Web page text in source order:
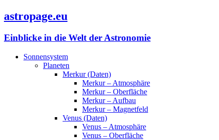
astropage.eu
Einblicke in die Welt der Astronomie
Sonnensystem
Planeten
Merkur (Daten)
Merkur – Atmosphäre
Merkur – Oberfläche
Merkur – Aufbau
Merkur – Magnetfeld
Venus (Daten)
Venus – Atmosphäre
Venus – Oberfläche